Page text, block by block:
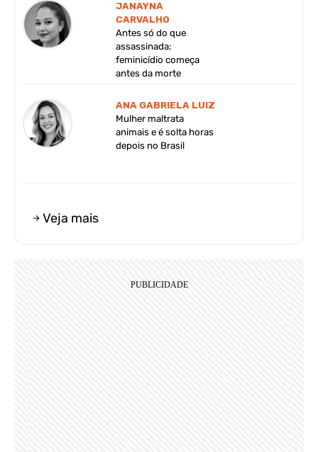
JANAYNA
CARVALHO
Antes só do que
assassinada:
feminicídio começa
antes da morte
ANA GABRIELA LUIZ
Mulher maltrata
animais e é solta horas
depois no Brasil
Veja mais